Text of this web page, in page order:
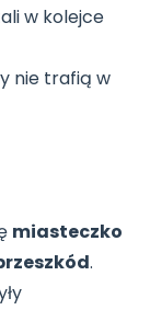
w kolejce
nie trafią w
miasteczko
.